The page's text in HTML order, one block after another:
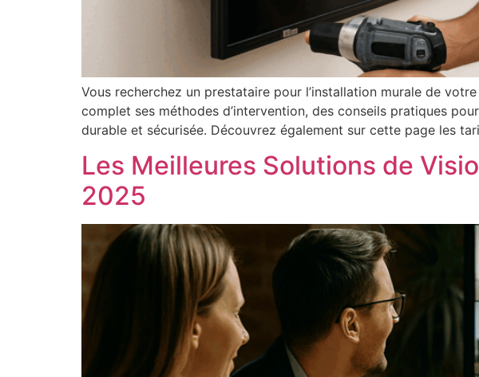
Vous recherchez un prestataire pour l’installation murale de
complet ses méthodes d’intervention, des conseils pratiques
durable et sécurisée. Découvrez également sur cette page les
Les Meilleures Solutions de
2025